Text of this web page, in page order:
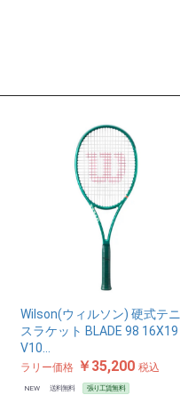
Wilson(ウィルソン) 硬式テニ
スラケット BLADE 98 16X19
V10…
ラリー価格 ￥35,200税込
NEW 送料無料 張り工賃無料